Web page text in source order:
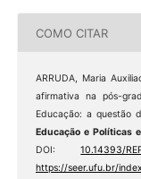
COMO CITAR
ARRUDA, Maria
afirmativa na pós-
Educação: a questão
Educação e Políticas
DOI:10.14393/
https://seer.ufu.br/